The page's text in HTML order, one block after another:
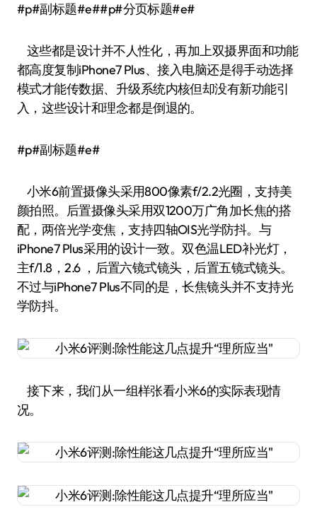
#p#副标题#e##p#分页标题#e#
这些都是设计并不人性化，再加上双摄界面和功能
都高度复制iPhone7 Plus、接入电脑还是得手动选择
模式才能传数据、升级系统内核但却没有新功能引
入，这些设计和理念都是倒退的。
#p#副标题#e#
小米6前置摄像头采用800像素f/2.2光圈，支持美
颜拍照。后置摄像头采用双1200万广角加长焦的搭
配，两倍光学变焦，支持四轴OIS光学防抖。与
iPhone7 Plus采用的设计一致。双色温LED补光灯，
主f/1.8，2.6 ，后置六镜式镜头，后置五镜式镜头。
不过与iPhone7 Plus不同的是，长焦镜头并不支持光
学防抖。
接下来，我们从一组样张看小米6的实际表现情
况。